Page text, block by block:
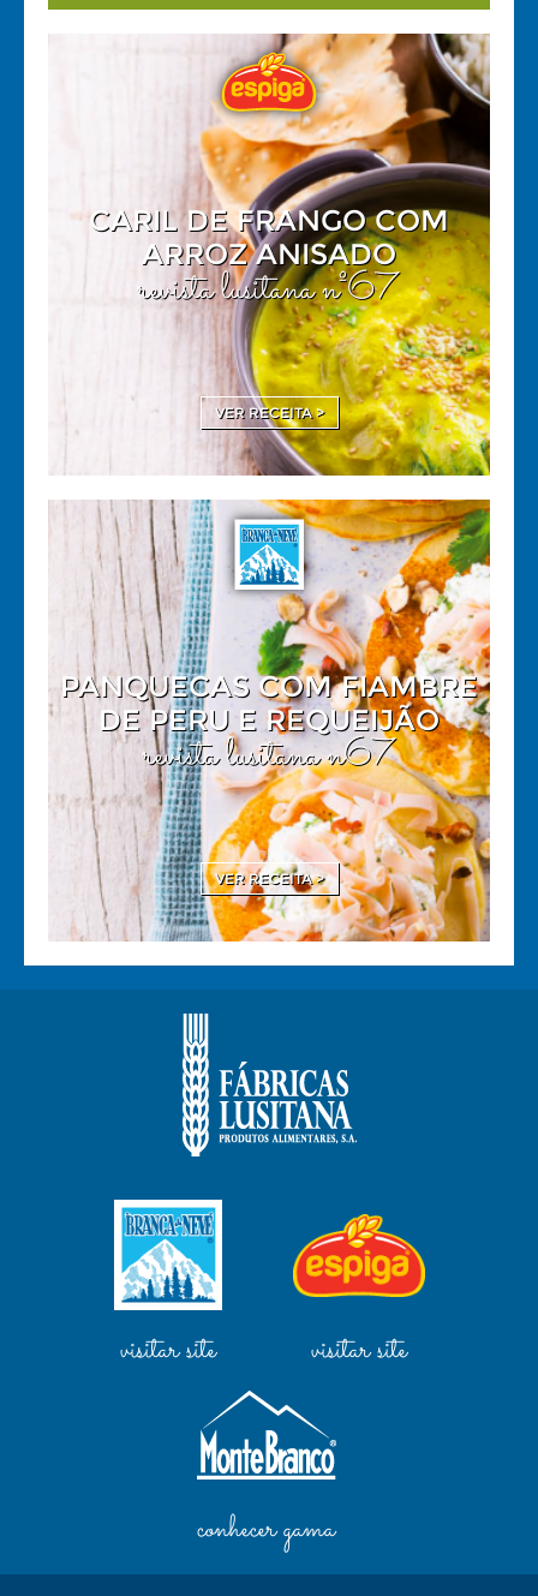
CARIL DE FRANGO COM
ARROZ ANISADO
revista lusitana nº67
VER RECEITA >
PANQUECAS COM FIAMBRE
DE PERU E REQUEIJÃO
revista lusitana n67
VER RECEITA >
visitar site visitar site
conhecer gama